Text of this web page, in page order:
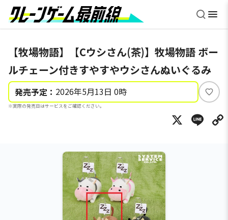
【牧場物語】【Cウシさん(茶)】牧場物語 ボー
ルチェーン付きすやすやウシさんぬいぐるみ
発売予定： 2026年5月13日 0時
※実際の発売日はサービスをご確認ください。
い
ね
X